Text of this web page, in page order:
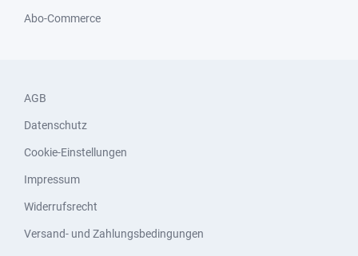
Abo-Commerce
AGB
Datenschutz
Cookie-Einstellungen
Impressum
Widerrufsrecht
Versand- und Zahlungsbedingungen